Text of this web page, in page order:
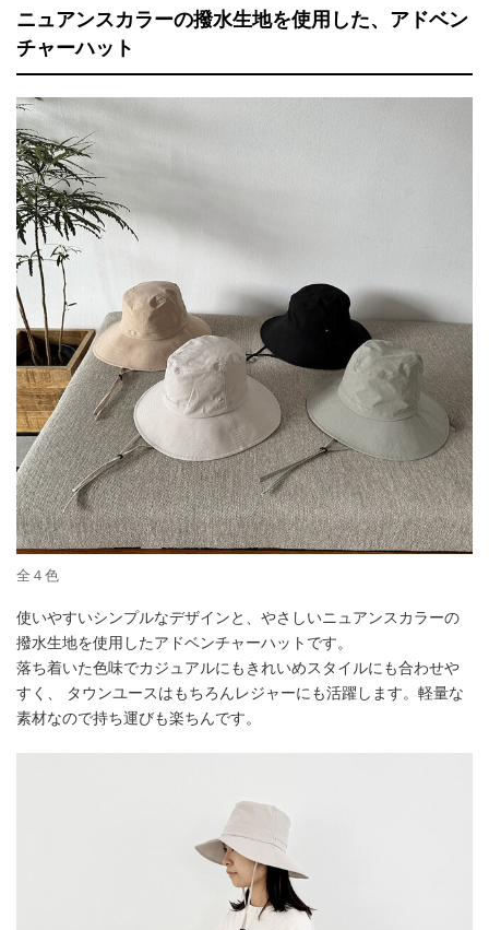
ニュアンスカラーの撥水生地を使用した、アドベン
チャーハット
全４色
使いやすいシンプルなデザインと、やさしいニュアンスカラーの
撥水生地を使用したアドベンチャーハットです。
落ち着いた色味でカジュアルにもきれいめスタイルにも合わせや
すく、 タウンユースはもちろんレジャーにも活躍します。軽量な
素材なので持ち運びも楽ちんです。